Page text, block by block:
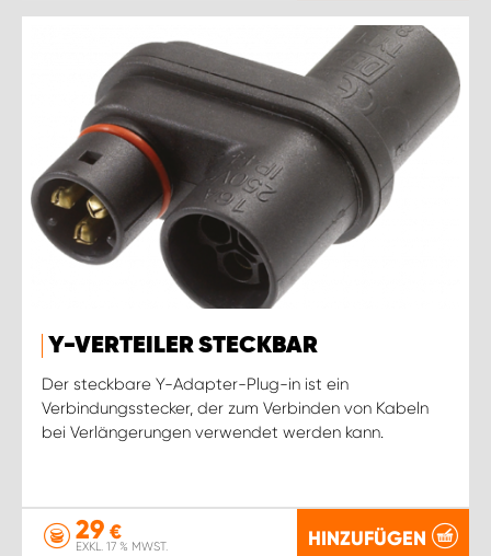
Y-VERTEILER STECKBAR
Der steckbare Y-Adapter-Plug-in ist ein
Verbindungsstecker, der zum Verbinden von Kabeln
bei Verlängerungen verwendet werden kann.
29 €
EXKL. 17 % MWST. HINZUFÜGEN